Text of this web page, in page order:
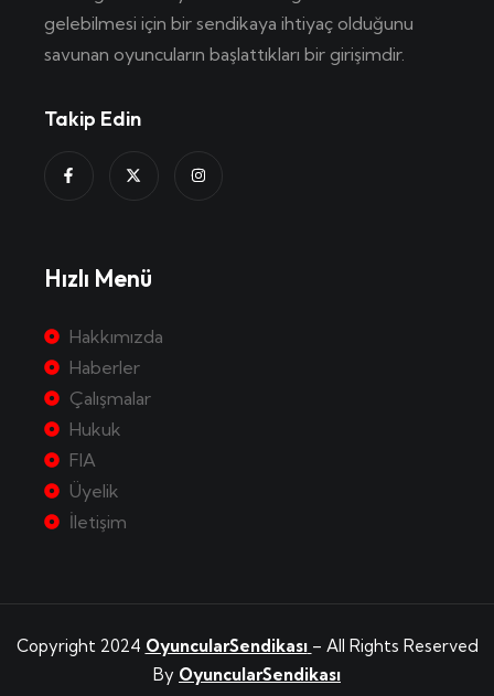
gelebilmesi için bir sendikaya ihtiyaç olduğunu
savunan oyuncuların başlattıkları bir girişimdir.
Takip Edin
Hızlı Menü
Hakkımızda
Haberler
Çalışmalar
Hukuk
FIA
Üyelik
İletişim
Copyright 2024 OyuncularSendikası – All Rights Reserved
By OyuncularSendikası